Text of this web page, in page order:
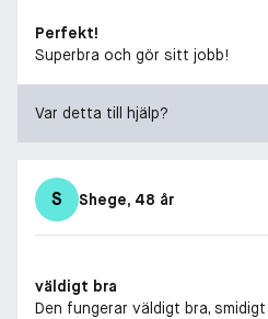
Perfekt!
Superbra och gör sitt jobb!
Var detta till hjälp?
S Shege, 48 år
väldigt bra
Den fungerar väldigt bra,